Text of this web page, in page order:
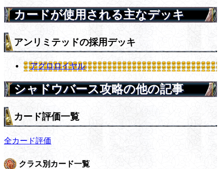
カードが使用される主なデッキ
アンリミテッドの採用デッキ
アグロロイヤル
シャドウバース攻略の他の記事
カード評価一覧
全カード評価
クラス別カード一覧